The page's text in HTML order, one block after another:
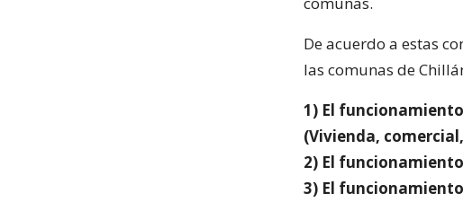
De acuerdo a estas
las comunas de
1) El
(Vivienda,
2) El
3) El